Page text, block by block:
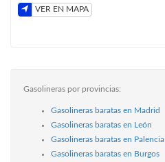
VER EN MAPA
Gasolineras por provincias:
Gasolineras baratas en Madrid
Gasolineras baratas en León
Gasolineras baratas en Palencia
Gasolineras baratas en Burgos